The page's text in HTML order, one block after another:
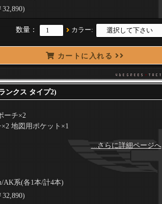
32,890)
数量： カラー:
カートに入れる
ンクス タイプ2)
ーチ×2
地図用ポケット×1
...さらに詳細ページへ
AK系(各1本/計4本)
32,890)